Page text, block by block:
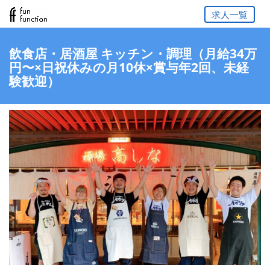
求人一覧
飲食店・居酒屋 キッチン・調理（月給34万
円〜×日祝休みの月10休×賞与年2回、未経
験歓迎）